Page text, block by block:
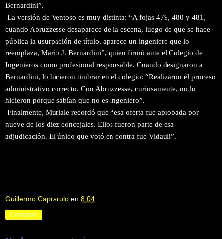
Bernardini”.
La versión de Ventoso es muy distinta: “A fojas 479, 480 y 481,
cuando Abruzzesse desaparece de la escena, luego de que se hace
pública la usurpación de título, aparece un ingeniero que lo
reemplaza, Mario J. Bernardini”, quien firmó ante el Colegio de
Ingenieros como profesional responsable. Cuando designaron a
Bernardini, lo hicieron timbrar en el colegio: “Realizaron el proceso
administrativo correcto. Con Abruzzesse, curiosamente, no lo
hicieron porque sabían que no es ingeniero”.
Finalmente, Muriale recordó que “esa oferta fue aprobada por
nueve de los diez concejales. Ellos fueron parte de esa
adjudicación. El único que votó en contra fue Vidauli”.
Guillermo Caprarulo en 8:04
Compartir